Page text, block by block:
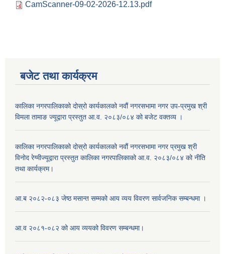
CamScanner-09-02-2026-12.13.pdf
बजेट तथा कार्यक्रम
कालिका नगरपालिकाको दोस्रो कार्यकालको नवौं नगरसभामा नगर उप-प्रमुख श्री
विमला तामाङ ज्यूद्वारा प्रस्तुत आ.व. २०८३/०८४ को बजेट वक्तव्य ।
कालिका नगरपालिकाको दोस्रो कार्यकालको नवौं नगरसभामा नगर प्रमुख श्री
विनोद रेग्मीज्यूद्वारा प्रस्तुत कालिका नगरपालिकाको आ.व. २०८३/०८४ को नीति
तथा कार्यक्रम।
आ.ब २०८२-०८३ जेष्ठ मसान्त सम्मको आय व्यय विवरण सार्वजनिक सम्बन्धमा ।
आ.व २०८१-०८२ को आय व्ययको विवरण सम्बन्धमा।